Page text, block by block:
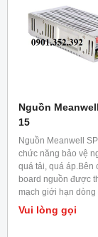
Nguồn
15
Nguồn Meanwell
chức năng bảo vệ
quá tải, quá áp.Bên
board nguồn được
mạch giới hạn dòng
chuẩn.Thường ứng
các máy khắc laser
Vui lòng gọi